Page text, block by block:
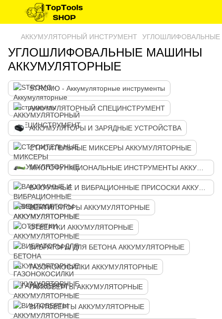
АККУМУЛЯТОРНЫЙ ИНСТРУМЕНТ
УГЛОШЛИФОВАЛЬНЫЕ МАШИНЫ
АККУМУЛЯТОРНЫЕ
STROMO - Аккумуляторные инструменты
АККУМУЛЯТОРНЫЙ СПЕЦИНСТРУМЕНТ
АККУМУЛЯТОРЫ И ЗАРЯДНЫЕ УСТРОЙСТВА
СТРОИТЕЛЬНЫЕ МИКСЕРЫ АККУМУЛЯТОРНЫЕ
ВЕНТИЛЯТОРЫ АККУМУЛЯТОРНЫЕ
ОТВЕРТКИ АККУМУЛЯТОРНЫЕ
ВИБРАТОРЫ ДЛЯ БЕТОНА АККУМУЛЯТОРНЫЕ
ГАЗОНОКОСИЛКИ АККУМУЛЯТОРНЫЕ
ГАЙКОВЕРТЫ АККУМУЛЯТОРНЫЕ
ВИНТОВЕРТЫ АККУМУЛЯТОРНЫЕ